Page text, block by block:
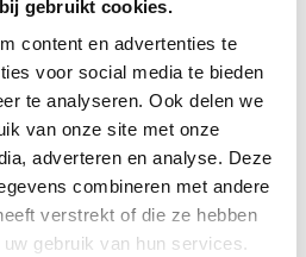
gebruikt cookies.
content en advertenties te
voor social media te bieden
te analyseren. Ook delen we
van onze site met onze
adverteren en analyse. Deze
combineren met andere
verstrekt of die ze hebben
gebruik van hun services.
in de zomer komen veel
op de kasteeltuinen en
af. Heel gezellig!